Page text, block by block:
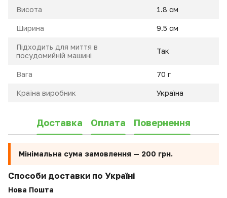
Висота 1.8 см
Ширина 9.5 см
Підходить для миття в
посудомийній машині
Так
Вага 70 г
Країна виробник Україна
Доставка Оплата Повернення
Мінімальна сума замовлення — 200 грн.
Способи доставки по Україні
Нова Пошта